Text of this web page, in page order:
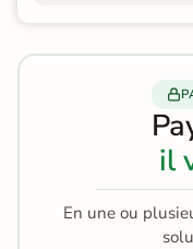
il
En une ou